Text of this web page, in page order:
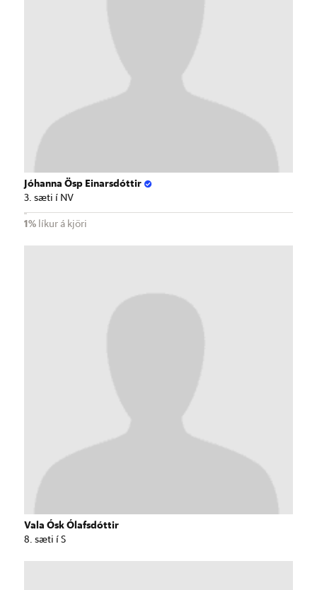
Jóhanna Ösp Einarsdóttir
3. sæti í NV
1% líkur á kjöri
Vala Ósk Ólafsdóttir
8. sæti í S